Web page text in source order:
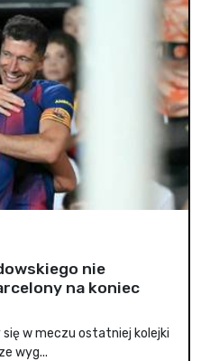
nie
na koniec
się w meczu ostatniej kolejki
wyg...